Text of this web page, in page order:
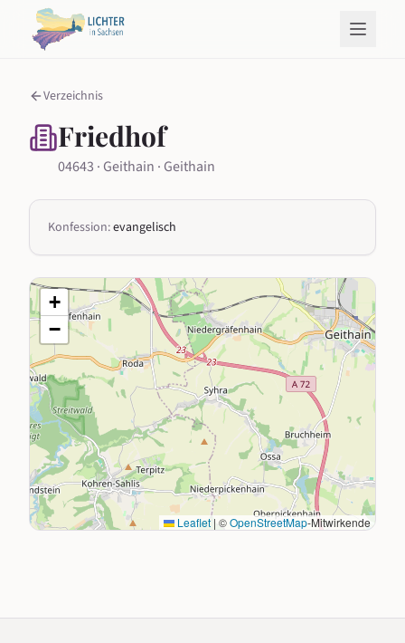
Verzeichnis
Friedhof
04643 · Geithain · Geithain
Konfession:evangelisch
+
−
Leaflet | ©OpenStreetMap-Mitwirkende